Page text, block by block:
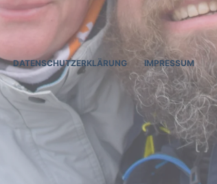
DATENSCHUTZERKLÄRUNG IMPRESSUM